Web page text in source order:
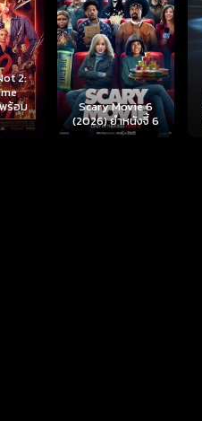
6
งจี้ 6
Disclosure Day
(2026) วันเปิดโปง
ไขปริศนาลวงโลก